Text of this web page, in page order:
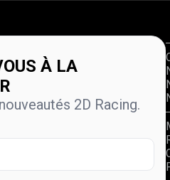
À LA
2D Racing.